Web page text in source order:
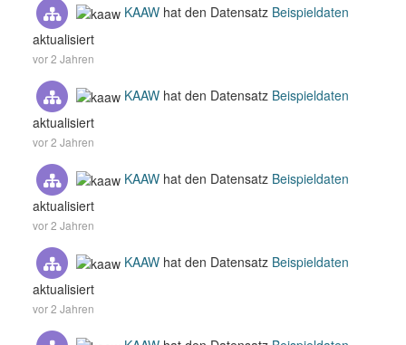
KAAW hat den Datensatz Beispieldaten
aktualisiert
vor 2 Jahren
KAAW hat den Datensatz Beispieldaten
aktualisiert
vor 2 Jahren
KAAW hat den Datensatz Beispieldaten
aktualisiert
vor 2 Jahren
KAAW hat den Datensatz Beispieldaten
aktualisiert
vor 2 Jahren